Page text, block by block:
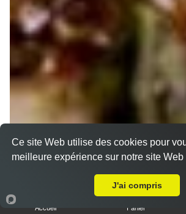
Accueil Panier
Ce site Web utilise des cookies pour
meilleure expérience sur notre site Web
J'ai compris